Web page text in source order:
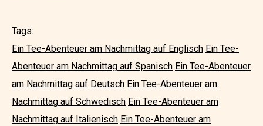
Tags:
Ein Tee-Abenteuer am Nachmittag auf Englisch Ein Tee-
Abenteuer am Nachmittag auf Spanisch Ein Tee-Abenteuer
am Nachmittag auf Deutsch Ein Tee-Abenteuer am
Nachmittag auf Schwedisch Ein Tee-Abenteuer am
Nachmittag auf Italienisch Ein Tee-Abenteuer am